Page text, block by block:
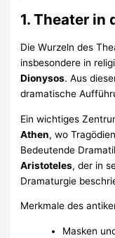
1. Theater in
Die Wurzeln des
insbesondere in
Dionysos. Aus
dramatische
Ein wichtiges
Athen, wo
Bedeutende
Aristoteles, der in
Dramaturgie
Merkmale des
Masken